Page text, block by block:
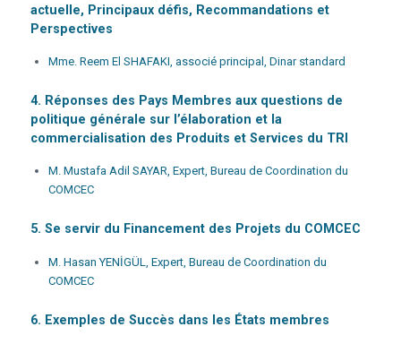
actuelle, Principaux défis, Recommandations et
Perspectives
Mme. Reem El SHAFAKI, associé principal, Dinar standard
4. Réponses des Pays Membres aux questions de
politique générale sur l’élaboration et la
commercialisation des Produits et Services du TRI
M. Mustafa Adil SAYAR, Expert, Bureau de Coordination du
COMCEC
5. Se servir du Financement des Projets du COMCEC
M. Hasan YENİGÜL, Expert, Bureau de Coordination du
COMCEC
6. Exemples de Succès dans les États membres